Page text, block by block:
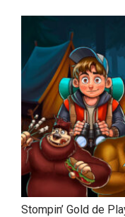
Stompin’ Gold de